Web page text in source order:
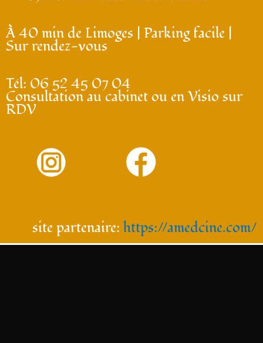
À 40 min de Limoges | Parking facile |
Sur rendez-vous
Tél: 06 52 45 07 04
Consultation au cabinet ou en Visio sur
RDV
site partenaire: https://amedcine.com/